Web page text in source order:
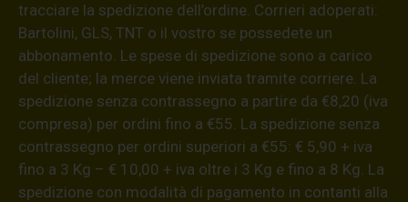
tracciare la spedizione dell’ordine. Corrieri adoperati:
Bartolini, GLS, TNT o il vostro se possedete un
abbonamento. Le spese di spedizione sono a carico
del cliente; la merce viene inviata tramite corriere. La
spedizione senza contrassegno a partire da €8,20 (iva
compresa) per ordini fino a €55. La spedizione senza
contrassegno per ordini superiori a €55: € 5,90 + iva
fino a 3 Kg – € 10,00 + iva oltre i 3 Kg e fino a 8 Kg. La
spedizione con modalità di pagamento in contanti alla